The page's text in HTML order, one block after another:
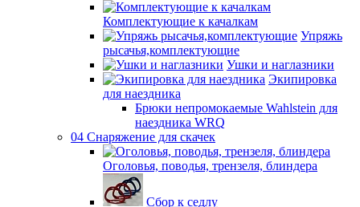
Комплектующие к качалкам
Упряжь
рысачья,комплектующие
Ушки и наглазники
Экипировка
для наездника
Брюки непромокаемые Wahlstein для
наездника WRQ
04 Снаряжение для скачек
Оголовья, поводья, трензеля, блиндера
Сбор к седлу